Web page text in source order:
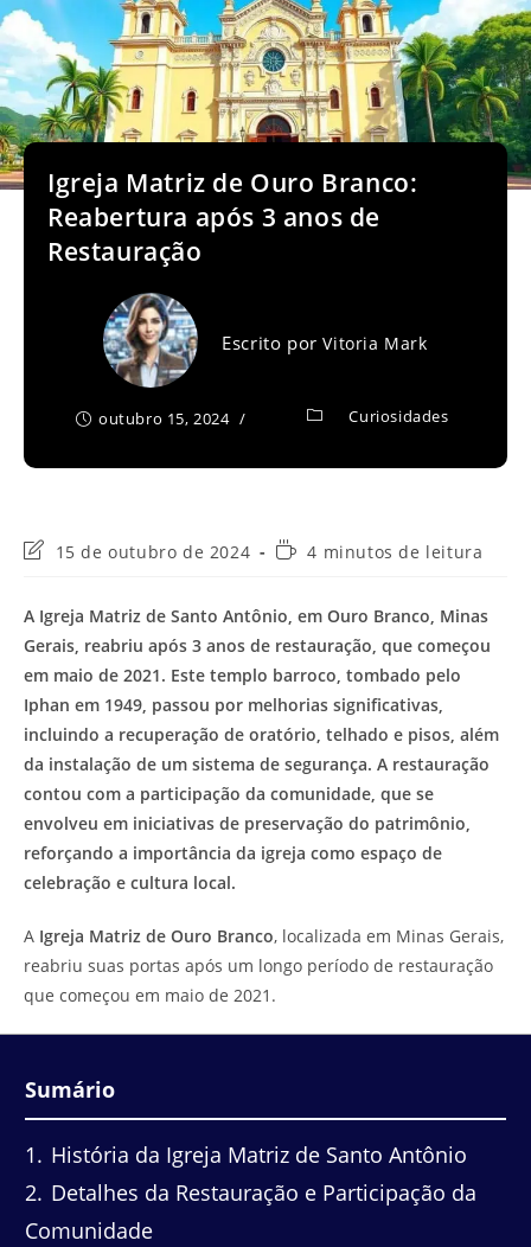
Igreja Matriz de Ouro Branco:
Reabertura após 3 anos de
Restauração
Escrito porVitoria Mark
outubro 15, 2024 Curiosidades
Última
post:
15 de outubro de 2024
Tempo4 minutos de leitura
A Igreja Matriz de Santo Antônio, em Ouro Branco, Minas
Gerais, reabriu após 3 anos de restauração, que começou
em maio de 2021. Este templo barroco, tombado pelo
Iphan em 1949, passou por melhorias significativas,
incluindo a recuperação de oratório, telhado e pisos, além
da instalação de um sistema de segurança. A restauração
contou com a participação da comunidade, que se
envolveu em iniciativas de preservação do patrimônio,
reforçando a importância da igreja como espaço de
celebração e cultura local.
A Igreja Matriz de Ouro Branco, localizada em Minas Gerais,
reabriu suas portas após um longo período de restauração
que começou em maio de 2021.
Sumário
1
História da Igreja Matriz de Santo Antônio
2 Detalhes da Restauração e Participação da
Comunidade